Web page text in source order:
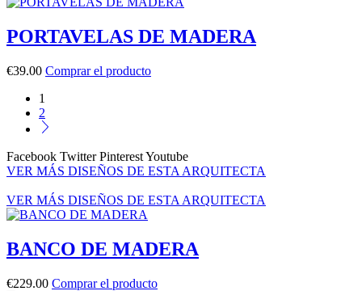
PORTAVELAS DE MADERA
€39.00 Comprar el producto
1
2
Facebook Twitter PinterestYoutube
VER MÁS DISEÑOS DE ESTA ARQUITECTA
VER MÁS DISEÑOS DE ESTA ARQUITECTA
BANCO DE MADERA
€229.00 Comprar el producto